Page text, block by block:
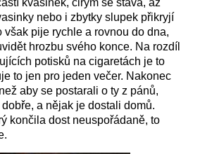
kvasinek, čirým se stává, až
nebo i zbytky slupek přikryjí
však pije rychle a rovnou do dna,
hrozbu svého konce. Na rozdíl
potisků na cigaretách je to
to jen pro jeden večer. Nakonec
aby se postarali o ty z pánů,
a nějak je dostali domů.
končila dost neuspořádaně, to